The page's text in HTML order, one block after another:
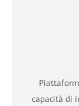
capacità di